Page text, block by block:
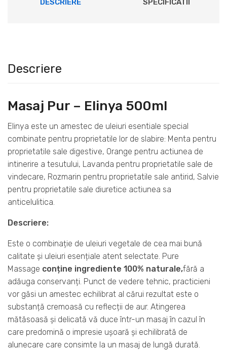
DESCRIERE SPECIFICATII
Descriere
Masaj Pur – Elinya 500ml
Elinya este un amestec de uleiuri esentiale special
combinate pentru proprietatile lor de slabire: Menta pentru
proprietatile sale digestive, Orange pentru actiunea de
intinerire a tesutului, Lavanda pentru proprietatile sale de
vindecare, Rozmarin pentru proprietatile sale antirid, Salvie
pentru proprietatile sale diuretice actiunea sa
anticelulitica.
Descriere:
Este o combinație de uleiuri vegetale de cea mai bună
calitate și uleiuri esențiale atent selectate. Pure
Massage conține ingrediente 100% naturale,fără a
adăuga conservanți. Punct de vedere tehnic, practicieni
vor găsi un amestec echilibrat al cărui rezultat este o
substanță cremoasă cu reflecții de aur. Atingerea
mătăsoasă și delicată vă duce într-un masaj în cazul în
care predomină o impresie ușoară și echilibrată de
alunecare care consimte la un masaj de lungă durată.